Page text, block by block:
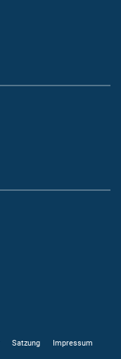
Satzung Impressum